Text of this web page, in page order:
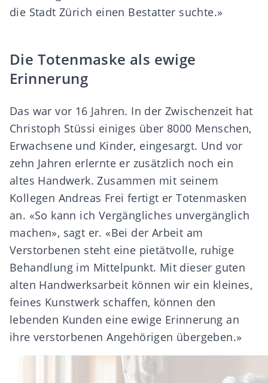
die Stadt Zürich einen Bestatter suchte.»
Die Totenmaske als ewige
Erinnerung
Das war vor 16 Jahren. In der Zwischenzeit hat
Christoph Stüssi einiges über 8000 Menschen,
Erwachsene und Kinder, eingesargt. Und vor
zehn Jahren erlernte er zusätzlich noch ein
altes Handwerk. Zusammen mit seinem
Kollegen Andreas Frei fertigt er Totenmasken
an. «So kann ich Vergängliches unvergänglich
machen», sagt er. «Bei der Arbeit am
Verstorbenen steht eine pietätvolle, ruhige
Behandlung im Mittelpunkt. Mit dieser guten
alten Handwerksarbeit können wir ein kleines,
feines Kunstwerk schaffen, können den
lebenden Kunden eine ewige Erinnerung an
ihre verstorbenen Angehörigen übergeben.»